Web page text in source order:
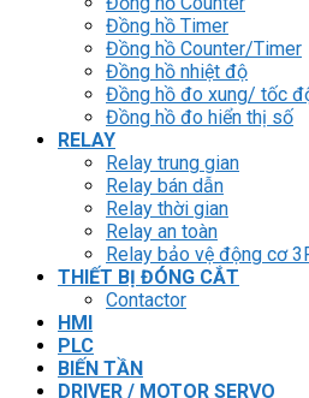
Đồng hồ Timer
Đồng hồ Counter/Timer
Đồng hồ nhiệt độ
Đồng hồ đo xung/ tốc
Đồng hồ đo hiển thị số
RELAY
Relay trung gian
Relay bán dẫn
Relay thời gian
Relay an toàn
Relay bảo vệ động cơ
THIẾT BỊ ĐÓNG CẮT
Contactor
HMI
PLC
BIẾN TẦN
DRIVER / MOTOR SERVO